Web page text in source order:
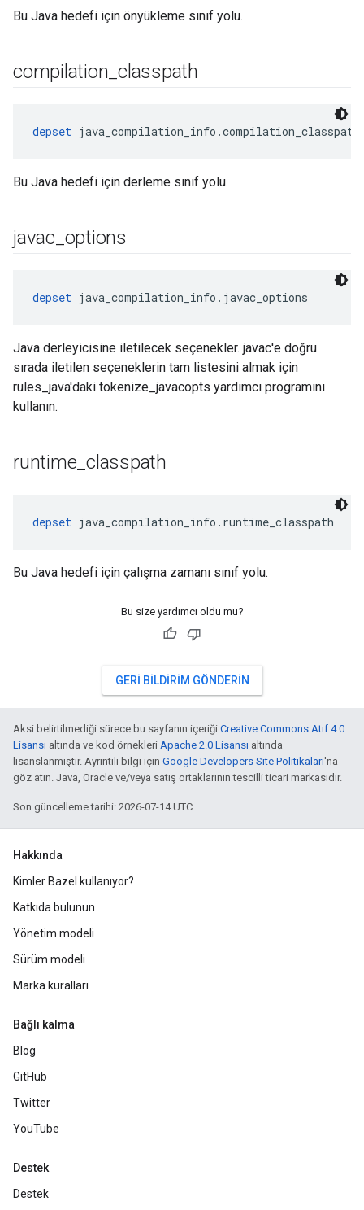
Bu Java hedefi için önyükleme sınıf yolu.
compilation _classpath
depset java_compilation_info.compilation_classpath
Bu Java hedefi için derleme sınıf yolu.
javac options
depset java_compilation_info.javac_options
Java derleyicisine iletilecek seçenekler. javac'e doğru
sırada iletilen seçeneklerin tam listesini almak için
rules_java'daki tokenize_javacopts yardımcı programını
kullanın.
runtime _classpath
depset java_compilation_info.runtime_classpath
Bu Java hedefi için çalışma zamanı sınıf yolu.
Bu size yardımcı oldu mu?
GERI BILDIRIM GÖNDERIN
Aksi belirtilmediği sürece bu sayfanın içeriği Creative Commons Atıf 4.0
Lisansı altında ve kod örnekleri Apache 2.0 Lisansı altında
lisanslanmıştır. Ayrıntılı bilgi için Google Developers Site Politikaları'na
göz atın. Java, Oracle ve/veya satış ortaklarının tescilli ticari markasıdır.
Son güncelleme tarihi: 2026-07-14 UTC.
Hakkında
Kimler Bazel kullanıyor?
Katkıda bulunun
Yönetim modeli
Sürüm modeli
Marka kuralları
Bağlı kalma
Blog
GitHub
Twitter
YouTube
Destek
Destek